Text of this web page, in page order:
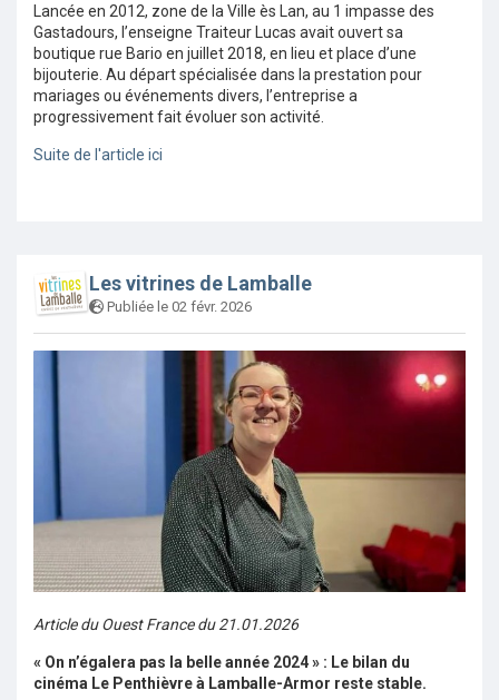
Lancée en 2012, zone de la Ville ès Lan, au 1 impasse des
Gastadours, l’enseigne Traiteur Lucas avait ouvert sa
boutique rue Bario en juillet 2018, en lieu et place d’une
bijouterie. Au départ spécialisée dans la prestation pour
mariages ou événements divers, l’entreprise a
progressivement fait évoluer son activité.
Suite de l'article ici
Les vitrines de Lamballe
Publiée le 02 févr. 2026
Article du Ouest France du 21.01.2026
« On n’égalera pas la belle année 2024 » : Le bilan du
cinéma Le Penthièvre à Lamballe-Armor reste stable.